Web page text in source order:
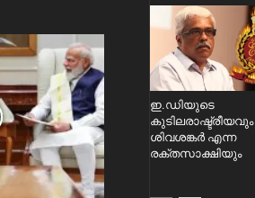
ഇ.ഡിയുടെ
കുടിലരാഷ്ട്രീയവും
ശിവശങ്കർ എന്ന
രക്തസാക്ഷിയും